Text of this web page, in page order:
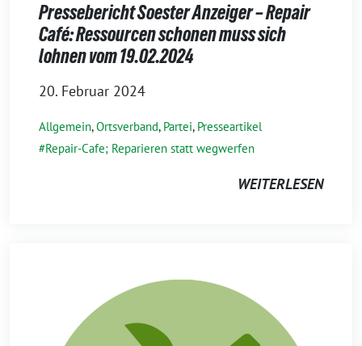
Pressebericht Soester Anzeiger – Repair
Café: Ressourcen schonen muss sich
lohnen vom 19.02.2024
20. Februar 2024
Allgemein,Ortsverband, Partei, Presseartikel
Repair-Cafe; Reparieren statt wegwerfen
WEITERLESEN